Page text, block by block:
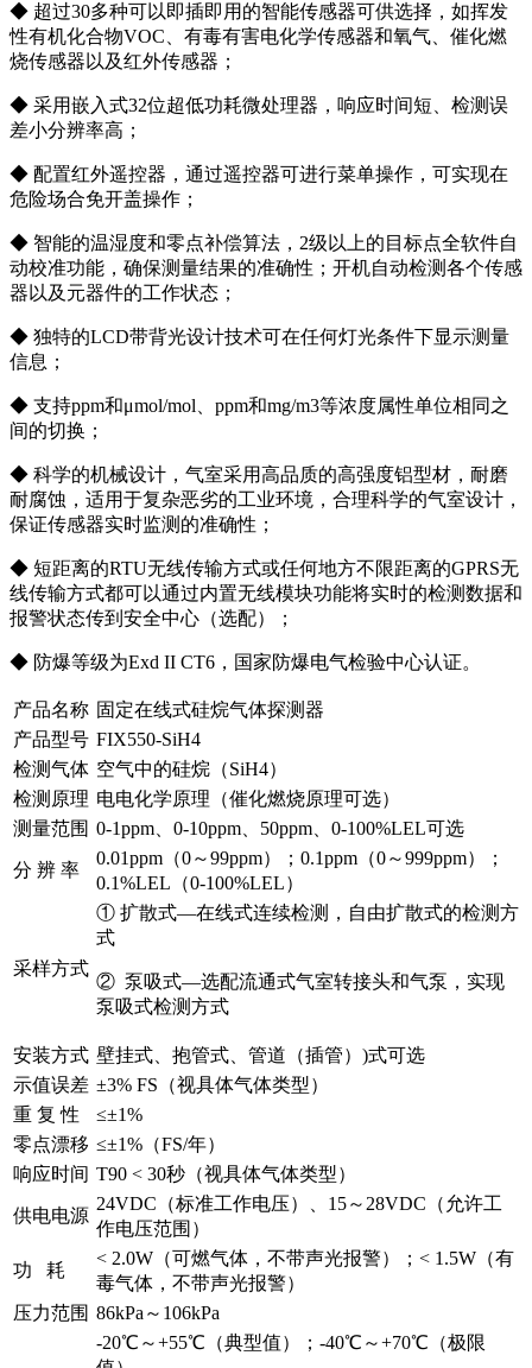
◆ 超过30多种可以即插即用的智能传感器可供选择，如挥发
性有机化合物VOC、有毒有害电化学传感器和氧气、催化燃
烧传感器以及红外传感器；
◆ 采用嵌入式32位超低功耗微处理器，响应时间短、检测误
差小分辨率高；
◆ 配置红外遥控器，通过遥控器可进行菜单操作，可实现在
危险场合免开盖操作；
◆ 智能的温湿度和零点补偿算法，2级以上的目标点全软件自
动校准功能，确保测量结果的准确性；开机自动检测各个传感
器以及元器件的工作状态；
◆ 独特的LCD带背光设计技术可在任何灯光条件下显示测量
信息；
◆ 支持ppm和μmol/mol、ppm和mg/m3等浓度属性单位相同之
间的切换；
◆ 科学的机械设计，气室采用高品质的高强度铝型材，耐磨
耐腐蚀，适用于复杂恶劣的工业环境，合理科学的气室设计，
保证传感器实时监测的准确性；
◆ 短距离的RTU无线传输方式或任何地方不限距离的GPRS无
线传输方式都可以通过内置无线模块功能将实时的检测数据和
报警状态传到安全中心（选配）；
◆ 防爆等级为Exd II CT6，国家防爆电气检验中心认证。
产品名称 固定在线式硅烷气体探测器
产品型号 FIX550-SiH4
检测气体 空气中的硅烷（SiH4）
检测原理 电电化学原理（催化燃烧原理可选）
测量范围 0-1ppm、0-10ppm、50ppm、0-100%LEL可选
分 辨 率
0.01ppm（0～99ppm）；0.1ppm（0～999ppm）；
0.1%LEL（0-100%LEL）
采样方式
① 扩散式—在线式连续检测，自由扩散式的检测方
式
② 泵吸式—选配流通式气室转接头和气泵，实现
泵吸式检测方式
安装方式 壁挂式、抱管式、管道（插管）)式可选
示值误差 ±3% FS（视具体气体类型）
重 复 性
≤±1%
零点漂移 ≤±1%（FS/年）
响应时间
T90 < 30秒（视具体气体类型）
供电电源
24VDC（标准工作电压）、15～28VDC（允许工
作电压范围）
功 耗
< 2.0W（可燃气体，不带声光报警）；< 1.5W（有
毒气体，不带声光报警）
压力范围 86kPa～106kPa
-20℃～+55℃（典型值）；-40℃～+70℃（极限